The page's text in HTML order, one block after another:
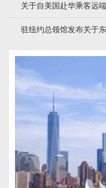
关于自美国赴华乘客远
驻纽约总领馆发布关于